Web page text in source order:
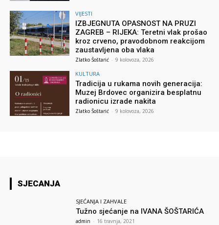
VIJESTI
IZBJEGNUTA OPASNOST NA PRUZI
ZAGREB – RIJEKA: Teretni vlak prošao
kroz crveno, pravodobnom reakcijom
zaustavljena oba vlaka
Zlatko Šoštarić - 9 kolovoza, 2026
KULTURA
Tradicija u rukama novih generacija:
Muzej Brdovec organizira besplatnu
radionicu izrade nakita
Zlatko Šoštarić - 9 kolovoza, 2026
SJECANJA
SJEĆANJA I ZAHVALE
Tužno sjećanje na IVANA ŠOŠTARIĆA
admin - 16 travnja, 2021